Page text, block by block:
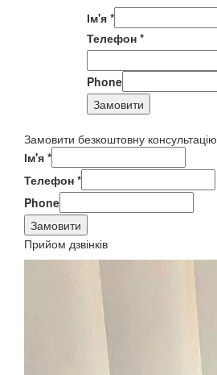
Ім'я *
Телефон *
Phone
Замовити
Замовити безкоштовну консультацію
Ім'я *
Телефон *
Phone
Замовити
Прийом дзвінків